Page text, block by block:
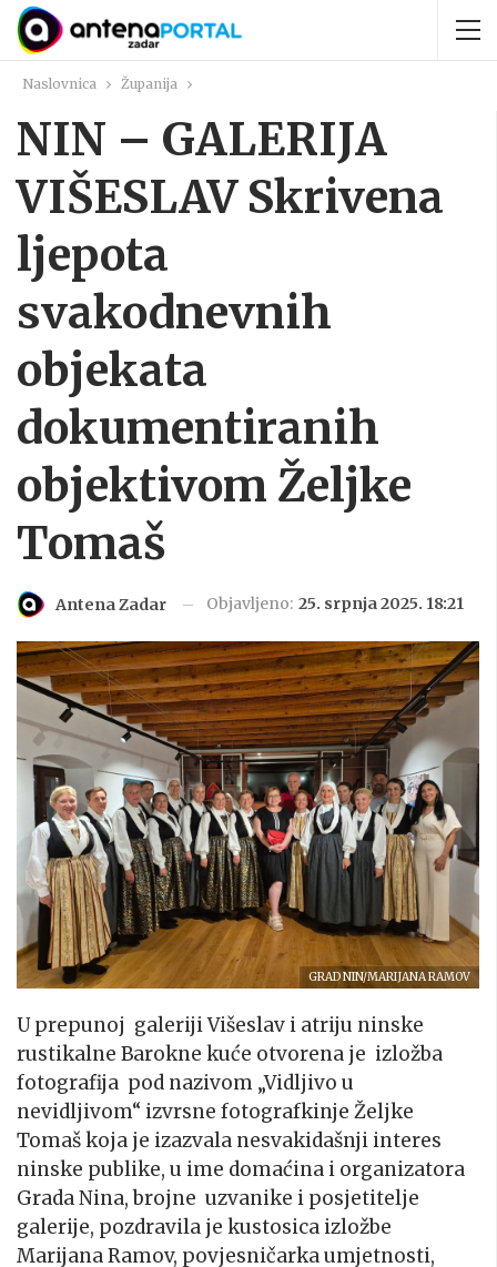
Naslovnica Županija
NIN – GALERIJA
VIŠESLAV Skrivena
ljepota
svakodnevnih
objekata
dokumentiranih
objektivom Željke
Tomaš
Antena Zadar Objavljeno: 25. srpnja 2025. 18:21
GRAD NIN/MARIJANA RAMOV
U prepunoj galeriji Višeslav i atriju ninske
rustikalne Barokne kuće otvorena je izložba
fotografija pod nazivom „Vidljivo u
nevidljivom“ izvrsne fotografkinje Željke
Tomaš koja je izazvala nesvakidašnji interes
ninske publike, u ime domaćina i organizatora
Grada Nina, brojne uzvanike i posjetitelje
galerije, pozdravila je kustosica izložbe
Marijana Ramov, povjesničarka umjetnosti,